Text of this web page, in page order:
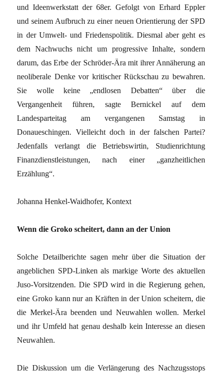
und Ideenwerkstatt der 68er. Gefolgt von Erhard Eppler
und seinem Aufbruch zu einer neuen Orientierung der SPD
in der Umwelt- und Friedenspolitik. Diesmal aber geht es
dem Nachwuchs nicht um progressive Inhalte, sondern
darum, das Erbe der Schröder-Ära mit ihrer Annäherung an
neoliberale Denke vor kritischer Rückschau zu bewahren.
Sie wolle keine „endlosen Debatten“ über die
Vergangenheit führen, sagte Bernickel auf dem
Landesparteitag am vergangenen Samstag in
Donaueschingen. Vielleicht doch in der falschen Partei?
Jedenfalls verlangt die Betriebswirtin, Studienrichtung
Finanzdienstleistungen, nach einer „ganzheitlichen
Erzählung“.
Johanna Henkel-Waidhofer, Kontext
Wenn die Groko scheitert, dann an der Union
Solche Detailberichte sagen mehr über die Situation der
angeblichen SPD-Linken als markige Worte des aktuellen
Juso-Vorsitzenden. Die SPD wird in die Regierung gehen,
eine Groko kann nur an Kräften in der Union scheitern, die
die Merkel-Ära beenden und Neuwahlen wollen. Merkel
und ihr Umfeld hat genau deshalb kein Interesse an diesen
Neuwahlen.
Die Diskussion um die Verlängerung des Nachzugsstops